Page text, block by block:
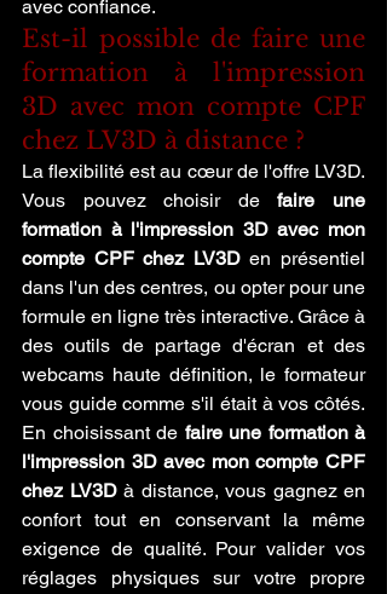
avec confiance.
Est-il possible de faire une
formation à l'impression
3D avec mon compte CPF
chez LV3D à distance ?
La flexibilité est au cœur de l'offre LV3D.
Vous pouvez choisir de faire une
formation à l'impression 3D avec mon
compte CPF chez LV3D en présentiel
dans l'un des centres, ou opter pour une
formule en ligne très interactive. Grâce à
des outils de partage d'écran et des
webcams haute définition, le formateur
vous guide comme s'il était à vos côtés.
En choisissant de faire une formation à
l'impression 3D avec mon compte CPF
chez LV3D à distance, vous gagnez en
confort tout en conservant la même
exigence de qualité. Pour valider vos
réglages physiques sur votre propre